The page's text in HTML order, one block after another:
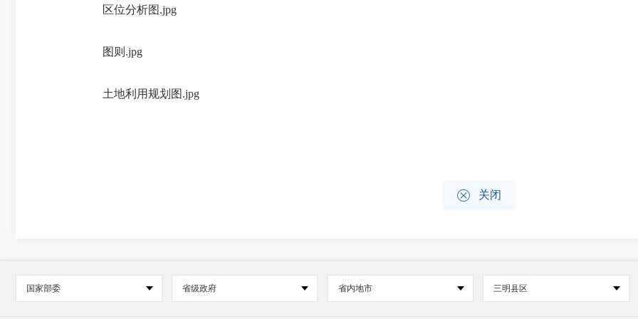
区位分析图.jpg
图则.jpg
土地利用规划图.jpg
 关闭
国家部委 省级政府 省内地市 三明县区